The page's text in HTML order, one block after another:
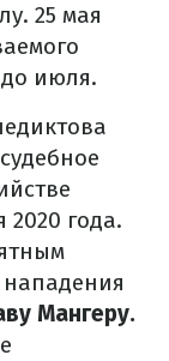
25 мая
июля.
2020 года.
Мангеру.